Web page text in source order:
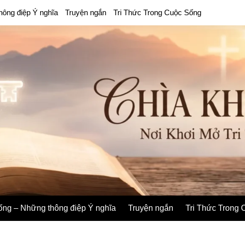
điệp Ý nghĩa Truyện ngắn Tri Thức Trong Cuộc Sống
– Những thông điệp Ý nghĩa Truyện ngắn Tri Thức Trong